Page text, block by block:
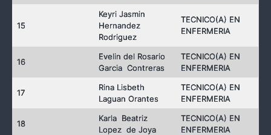
15
Keyri Jasmin
Hernandez
Rodriguez
TECNICO(A) EN
ENFERMERIA
16
Evelin del Rosario
Garcia Contreras
TECNICO(A) EN
ENFERMERIA
17
Rina Lisbeth
Laguan Orantes
TECNICO(A) EN
ENFERMERIA
18
Karla Beatriz
Lopez de Joya
TECNICO(A) EN
ENFERMERIA